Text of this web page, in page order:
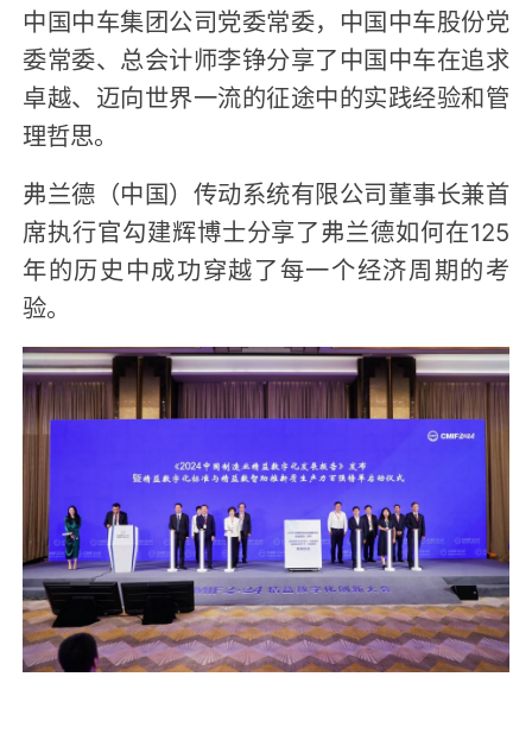
中国中车集团公司党委常委，中国中车股份党
委常委、总会计师李铮分享了中国中车在追求
卓越、迈向世界一流的征途中的实践经验和管
理哲思。
弗兰德（中国）传动系统有限公司董事长兼首
席执行官勾建辉博士分享了弗兰德如何在125
年的历史中成功穿越了每一个经济周期的考
验。